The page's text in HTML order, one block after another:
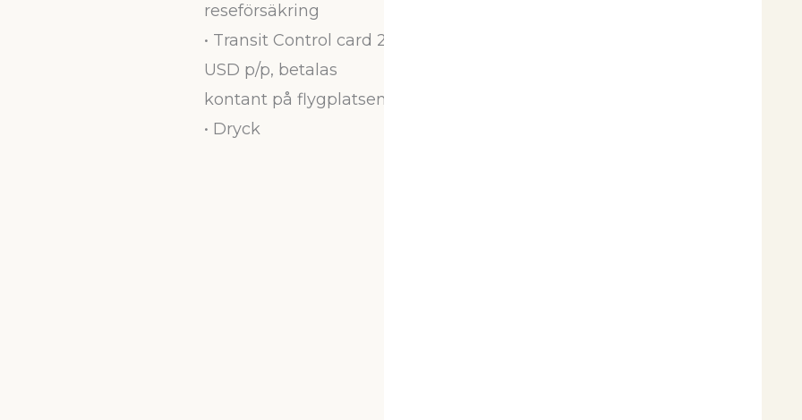
reseförsäkring
• Transit Control card 20
USD p/p, betalas
kontant på flygplatsen.
• Dryck